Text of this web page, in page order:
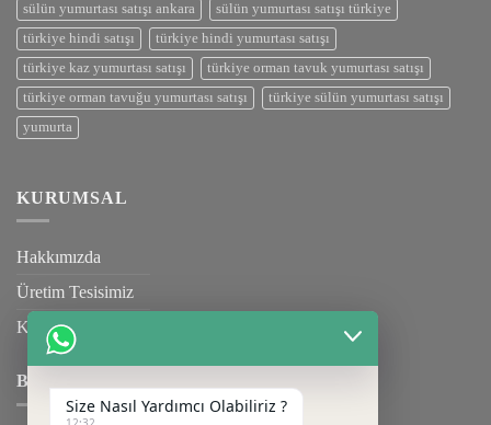
sülün yumurtası satışı ankara
sülün yumurtası satışı türkiye
türkiye hindi satışı
türkiye hindi yumurtası satışı
türkiye kaz yumurtası satışı
türkiye orman tavuk yumurtası satışı
türkiye orman tavuğu yumurtası satışı
türkiye sülün yumurtası satışı
yumurta
KURUMSAL
Hakkımızda
Üretim Tesisimiz
Kalite Belgelerimiz
BILGILENDIRME
Size Nasıl Yardımcı Olabiliriz ?